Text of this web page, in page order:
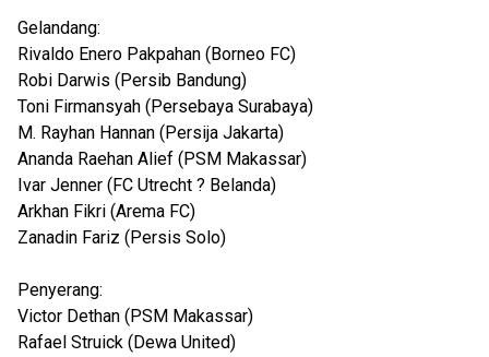
Gelandang:
Rivaldo Enero Pakpahan (Borneo FC)
Robi Darwis (Persib Bandung)
Toni Firmansyah (Persebaya Surabaya)
M. Rayhan Hannan (Persija Jakarta)
Ananda Raehan Alief (PSM Makassar)
Ivar Jenner (FC Utrecht ? Belanda)
Arkhan Fikri (Arema FC)
Zanadin Fariz (Persis Solo)
Penyerang:
Victor Dethan (PSM Makassar)
Rafael Struick (Dewa United)